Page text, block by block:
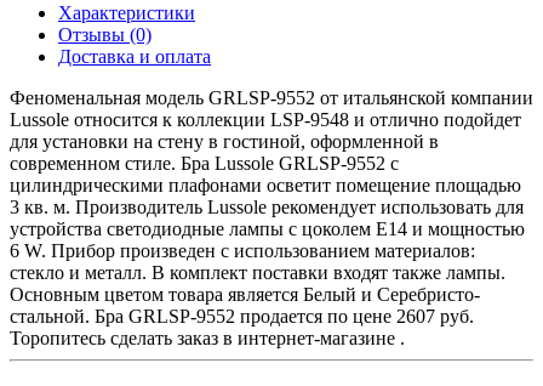
Характеристики
Отзывы (0)
Доставка и оплата
Феноменальная модель GRLSP-9552 от итальянской компании
Lussole относится к коллекции LSP-9548 и отлично подойдет
для установки на стену в гостиной, оформленной в
современном стиле. Бра Lussole GRLSP-9552 с
цилиндрическими плафонами осветит помещение площадью
3 кв. м. Производитель Lussole рекомендует использовать для
устройства светодиодные лампы с цоколем E14 и мощностью
6 W. Прибор произведен с использованием материалов:
стекло и металл. В комплект поставки входят также лампы.
Основным цветом товара является Белый и Серебристо-
стальной. Бра GRLSP-9552 продается по цене 2607 руб.
Торопитесь сделать заказ в интернет-магазине .